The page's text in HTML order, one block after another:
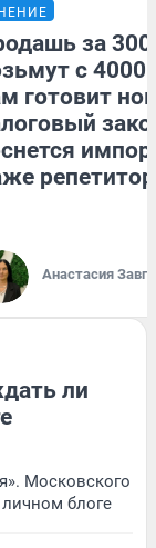
за
с
готовит
Анастасия
ли
Московского
блоге